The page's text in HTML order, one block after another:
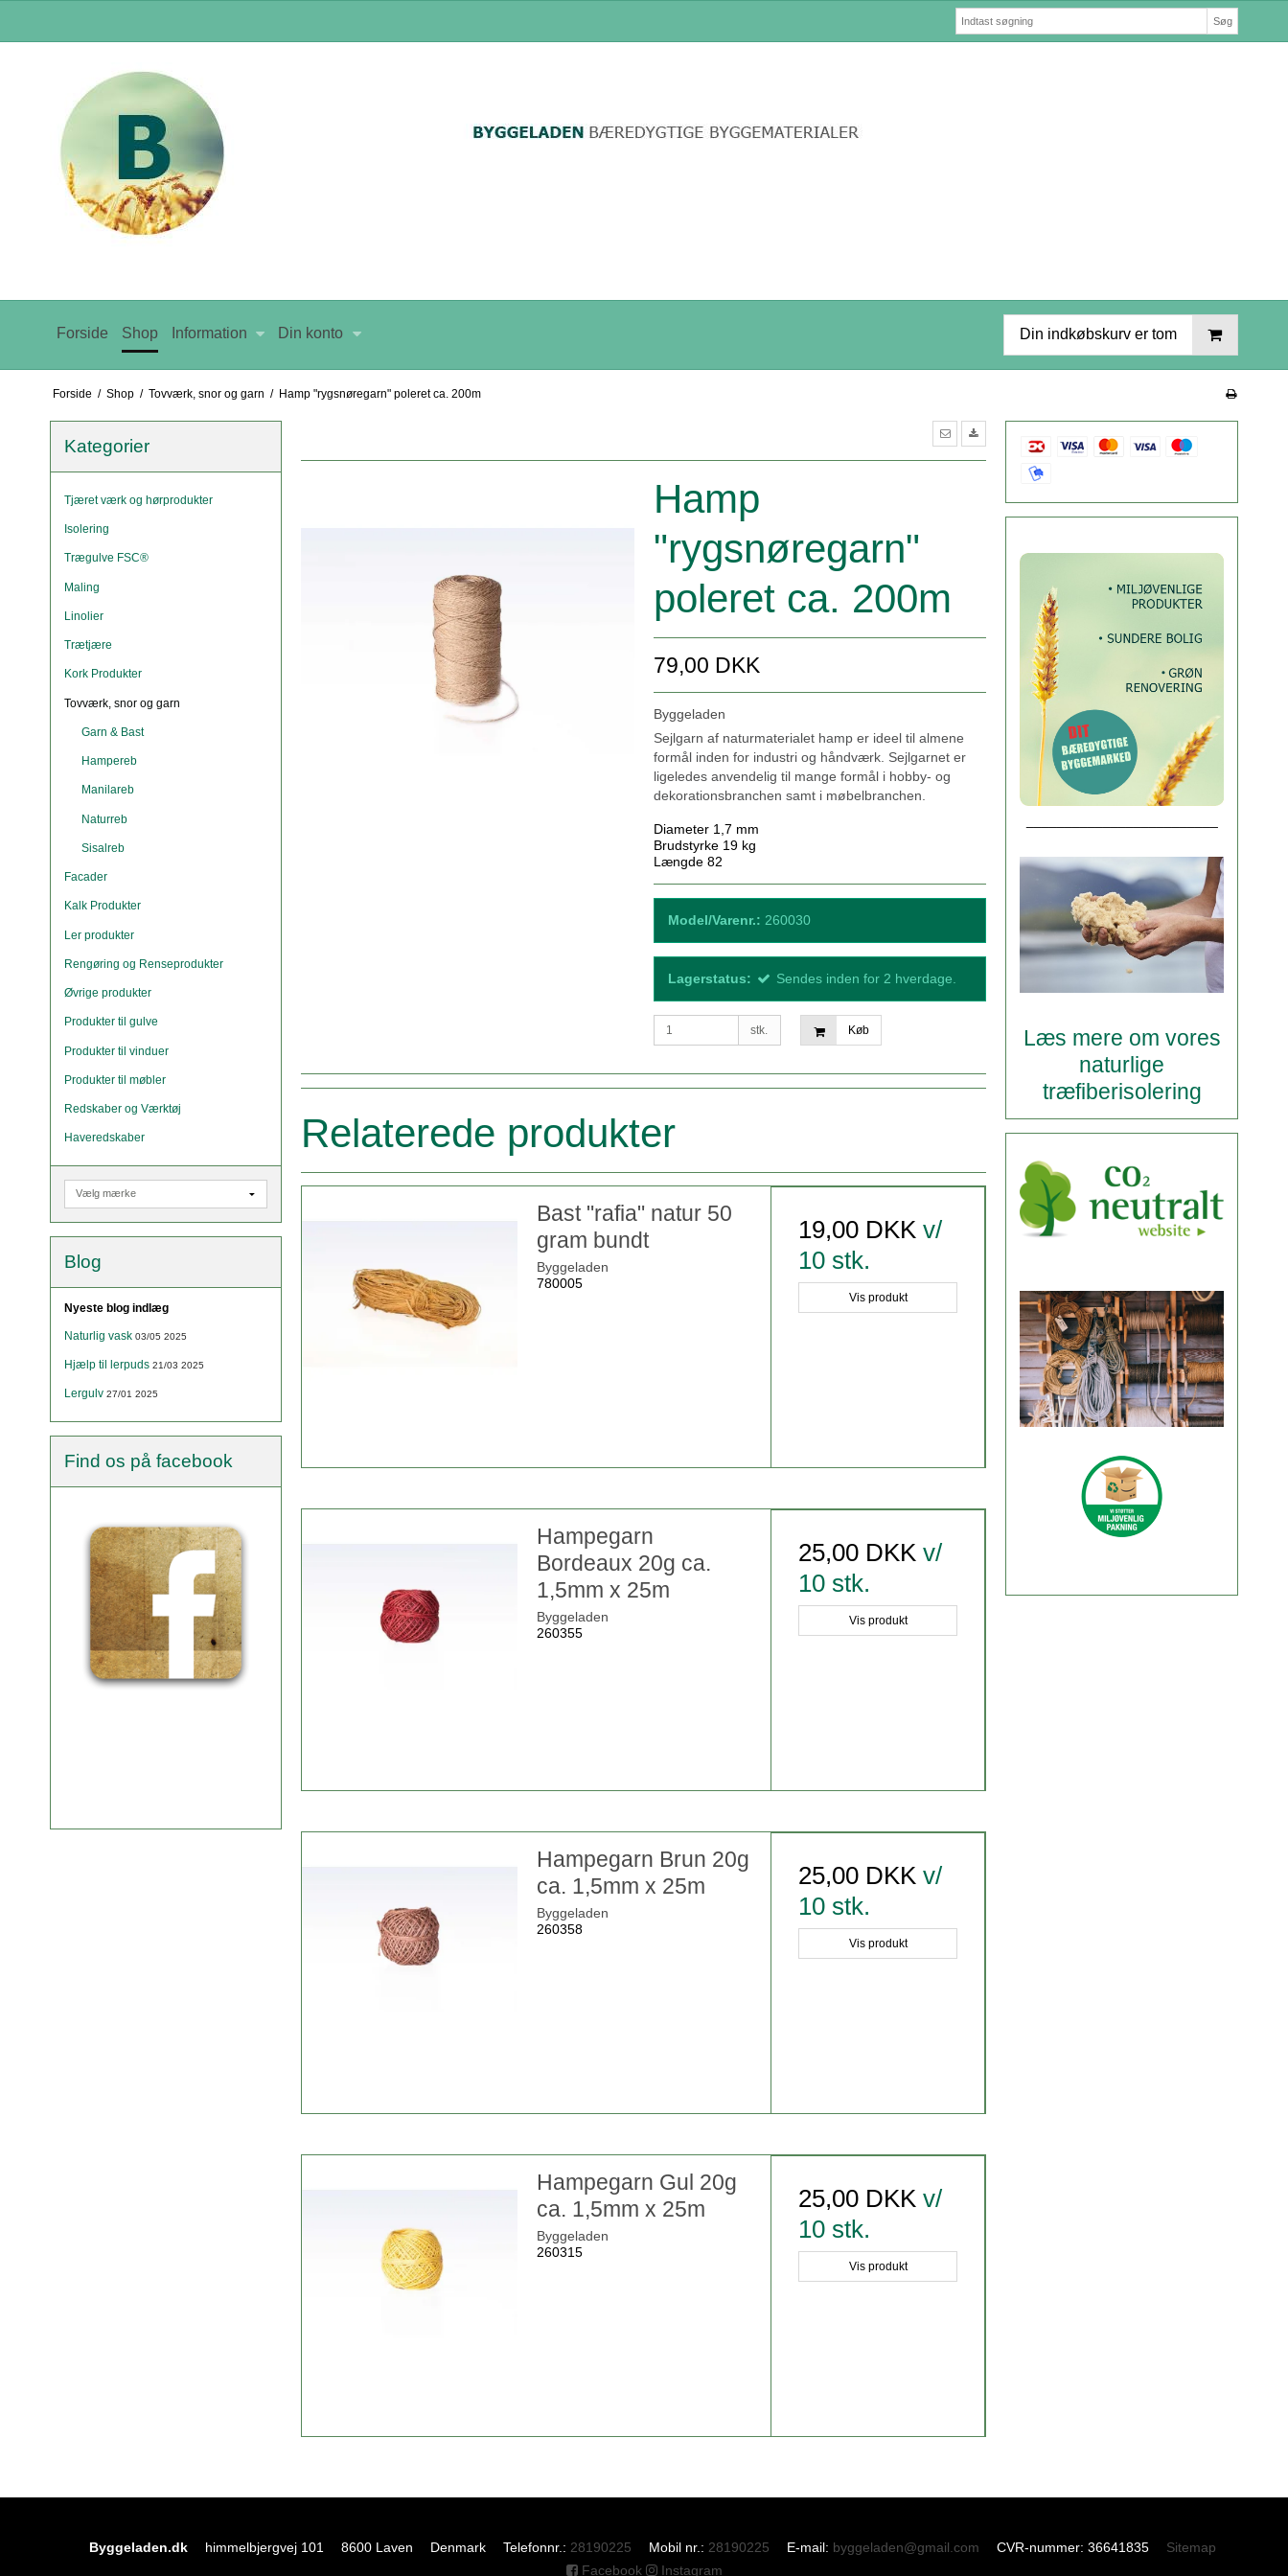
Søg
Forside Shop Information Din konto Din indkøbskurv er tom
Forside / Shop / Tovværk, snor og garn / Hamp "rygsnøregarn" poleret ca. 200m
Kategorier
Tjæret værk og hørprodukter
Isolering
Trægulve FSC®
Maling
Linolier
Trætjære
Kork Produkter
Tovværk, snor og garn
Garn & Bast
Hampereb
Manilareb
Naturreb
Sisalreb
Facader
Kalk Produkter
Ler produkter
Rengøring og Renseprodukter
Øvrige produkter
Produkter til gulve
Produkter til vinduer
Produkter til møbler
Redskaber og Værktøj
Haveredskaber
Blog
Nyeste blog indlæg
Naturlig vask 03/05 2025
Hjælp til lerpuds 21/03 2025
Lergulv 27/01 2025
Find os på facebook
Hamp
"rygsnøregarn"
poleret ca. 200m
79,00 DKK
Byggeladen
Sejlgarn af naturmaterialet hamp er ideel til almene
formål inden for industri og håndværk. Sejlgarnet er
ligeledes anvendelig til mange formål i hobby- og
dekorationsbranchen samt i møbelbranchen.
Diameter 1,7 mm
Brudstyrke 19 kg
Længde 82
Model/Varenr.: 260030
Lagerstatus: Sendes inden for 2 hverdage.
stk. Køb
Relaterede produkter
Bast "rafia" natur 50
gram bundt
Byggeladen
780005
19,00 DKK v/
10 stk.
Vis produkt
Hampegarn
Bordeaux 20g ca.
1,5mm x 25m
Byggeladen
260355
25,00 DKK v/
10 stk.
Vis produkt
Hampegarn Brun 20g
ca. 1,5mm x 25m
Byggeladen
260358
25,00 DKK v/
10 stk.
Vis produkt
Hampegarn Gul 20g
ca. 1,5mm x 25m
Byggeladen
260315
25,00 DKK v/
10 stk.
Vis produkt
Læs mere om vores
naturlige
træfiberisolering
Byggeladen.dk himmelbjergvej 101 8600 Laven Denmark Telefonnr. : 28190225 Mobil nr. : 28190225 E-mail: byggeladen@gmail.com CVR-nummer: 36641835
Sitemap
Facebook
Instagram